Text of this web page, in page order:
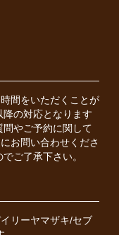
間をいただくことが
の対応となります
やご予約に関して
お問い合わせくださ
ご了承下さい。
リーヤマザキ/セブ